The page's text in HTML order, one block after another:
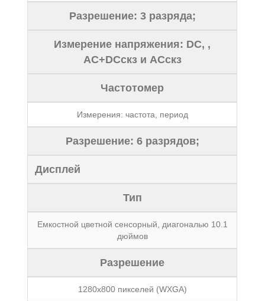
Разрешение: 3 разряда;
Измерение напряжения: DC, ,
AC+DCскз и ACскз
Частотомер
Измерения: частота, период
Разрешение: 6 разрядов;
Дисплей
Тип
Емкостной цветной сенсорный, диагональю 10.1
дюймов
Разрешение
1280х800 пикселей (WXGA)